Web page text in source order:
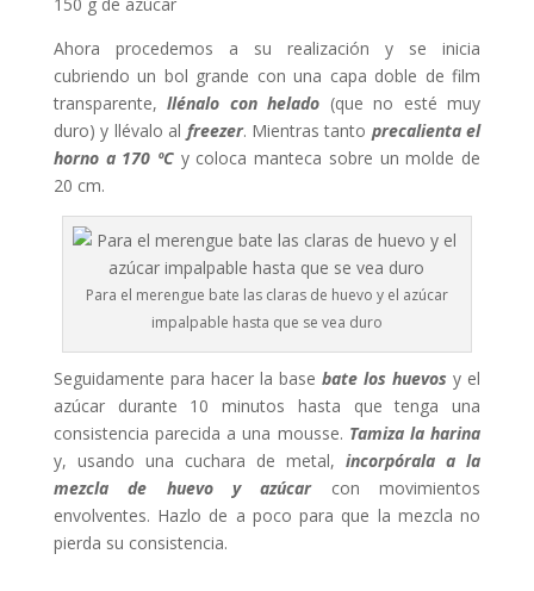
Ahora procedemos a su realización y se inicia
cubriendo un bol grande con una capa doble de film
transparente,llénalo con helado (que no esté muy
duro) y llévalo al freezer. Mientras tanto precalienta el
horno a 170 ºC y coloca manteca sobre un molde de
20 cm.
Para el merengue bate las claras de huevo y el azúcar
impalpable hasta que se vea duro
Seguidamente para hacer la basebate los huevos y el
azúcar durante 10 minutos hasta que tenga una
consistencia parecida a una mousse. Tamiza la harina
y, usando una cuchara de metal,incorpórala a la
mezcla de huevo y azúcarcon movimientos
envolventes. Hazlo de a poco para que la mezcla no
pierda su consistencia.